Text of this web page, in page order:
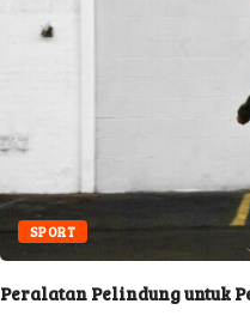
SPORT
Peralatan Pelindung untuk